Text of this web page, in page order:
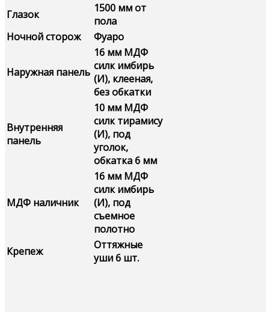
Глазок
1500 мм от
пола
Ночной сторож
Фуаро
Наружная панель
16 мм МДФ
силк имбирь
(И), клееная,
без обкатки
Внутренняя
панель
10 мм МДФ
силк тирамису
(И), под
уголок,
обкатка 6 мм
МДФ наличник
16 мм МДФ
силк имбирь
(И), под
съемное
полотно
Крепеж
Оттяжные
уши 6 шт.